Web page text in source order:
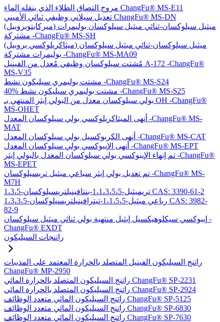
مروج التصاق الطلاء الذي ينقله الماء ChangFu® MS-E11
تعديل سيلاني وظيفي ثنائي الأميني ChangFu® MS-DN
(ميركابتوبروبيل) ميثيل سيلوكسان-ثنائي ميثيل سيلوكسان بوليمرات
مشتركة -ChangFu® MS-SH
(ميثاكريلوكسي بروبيل) ميثيل سيلوكسان-ثنائي ميثيل سيلوكسان
بوليمرات مشتركة -ChangFu® MS-MA09
مُشتت سيلوكسان وظيفي مُعدل من الفينيل A-172 -ChangFu®
MS-V35
مشتت بوليمري سيليكون نشط -ChangFu® MS-S24
40% مشتت بوليمري سيليكون نشط -ChangFu® MS-S25
بولي سيلوكسان معدل من البولي إيثر المنتهي بـ OH -ChangFu®
MS-OHET
أنهى الميثاكريلوكسي بولي سيلوكسان المعدل -ChangFu® MS-
MAT
أنهى الكربوكسيل بولي سيلوكسان المعدل -ChangFu® MS-CAT
أنهى الإيبوكسي بولي سيلوكسان المعدل -ChangFu® MS-EPT
تم إنهاء الإيبوكسي بولي سيلوكسان المعدل بالبولي إيثر -ChangFu®
MS-EPET
تم تعديل بولي إيثر سباعي ميثيل تريسيلوكسان -ChangFu® MS-
M7H
1،3،5-تريميثيل-1،1،3،5،5-بنتافينيلتريسيلوكسان CAS: 3390-61-2
1،3،3،5-رباعي ميثيل-1،1،5،5-تيترافينيلتريسيلوكسان CAS: 3982-
82-9
إيبوكسي سيكلوهيكسيل إيثيل منتهية بولي ثنائي ميثيل سيلوكسان -
ChangFu® EXDT
راتنجات السيليكون
راتنج السيليكون الفينيل المتصلد بالحرارة المعتمد على المذيبات
ChangFu® MP-2950
راتنج السيليكون المتصلد بالحرارة المائي ChangFu® SP-2231
راتنج السيليكون المتصلد بالحرارة المائي ChangFu® SP-2924
راتنج السيليكون المائي متعدد الوظائف ChangFu® SP-5125
راتنج السيليكون المائي متعدد الوظائف ChangFu® SP-6830
راتنج السيليكون المائي متعدد الوظائف ChangFu® SP-7630